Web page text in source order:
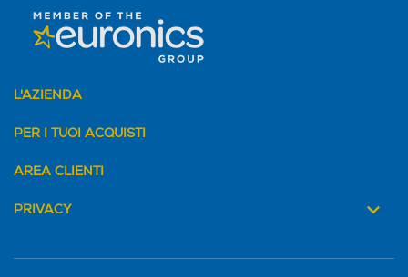
L'AZIENDA
PER I TUOI ACQUISTI
AREA CLIENTI
PRIVACY